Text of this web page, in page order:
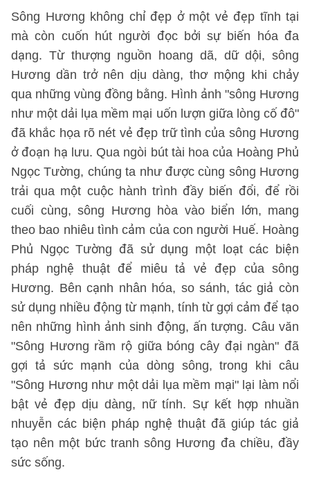
Sông Hương không chỉ đẹp ở một vẻ đẹp tĩnh tại
mà còn cuốn hút người đọc bởi sự biến hóa đa
dạng. Từ thượng nguồn hoang dã, dữ dội, sông
Hương dần trở nên dịu dàng, thơ mộng khi chảy
qua những vùng đồng bằng. Hình ảnh "sông Hương
như một dải lụa mềm mại uốn lượn giữa lòng cố đô"
đã khắc họa rõ nét vẻ đẹp trữ tình của sông Hương
ở đoạn hạ lưu. Qua ngòi bút tài hoa của Hoàng Phủ
Ngọc Tường, chúng ta như được cùng sông Hương
trải qua một cuộc hành trình đầy biến đổi, để rồi
cuối cùng, sông Hương hòa vào biển lớn, mang
theo bao nhiêu tình cảm của con người Huế. Hoàng
Phủ Ngọc Tường đã sử dụng một loạt các biện
pháp nghệ thuật để miêu tả vẻ đẹp của sông
Hương. Bên cạnh nhân hóa, so sánh, tác giả còn
sử dụng nhiều động từ mạnh, tính từ gợi cảm để tạo
nên những hình ảnh sinh động, ấn tượng. Câu văn
"Sông Hương rầm rộ giữa bóng cây đại ngàn" đã
gợi tả sức mạnh của dòng sông, trong khi câu
"Sông Hương như một dải lụa mềm mại" lại làm nổi
bật vẻ đẹp dịu dàng, nữ tính. Sự kết hợp nhuần
nhuyễn các biện pháp nghệ thuật đã giúp tác giả
tạo nên một bức tranh sông Hương đa chiều, đầy
sức sống.